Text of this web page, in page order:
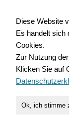
für
Diese Website
Es handelt sich
Cookies.
Zur Nutzung
Klicken Sie auf
Ok, ich stimme